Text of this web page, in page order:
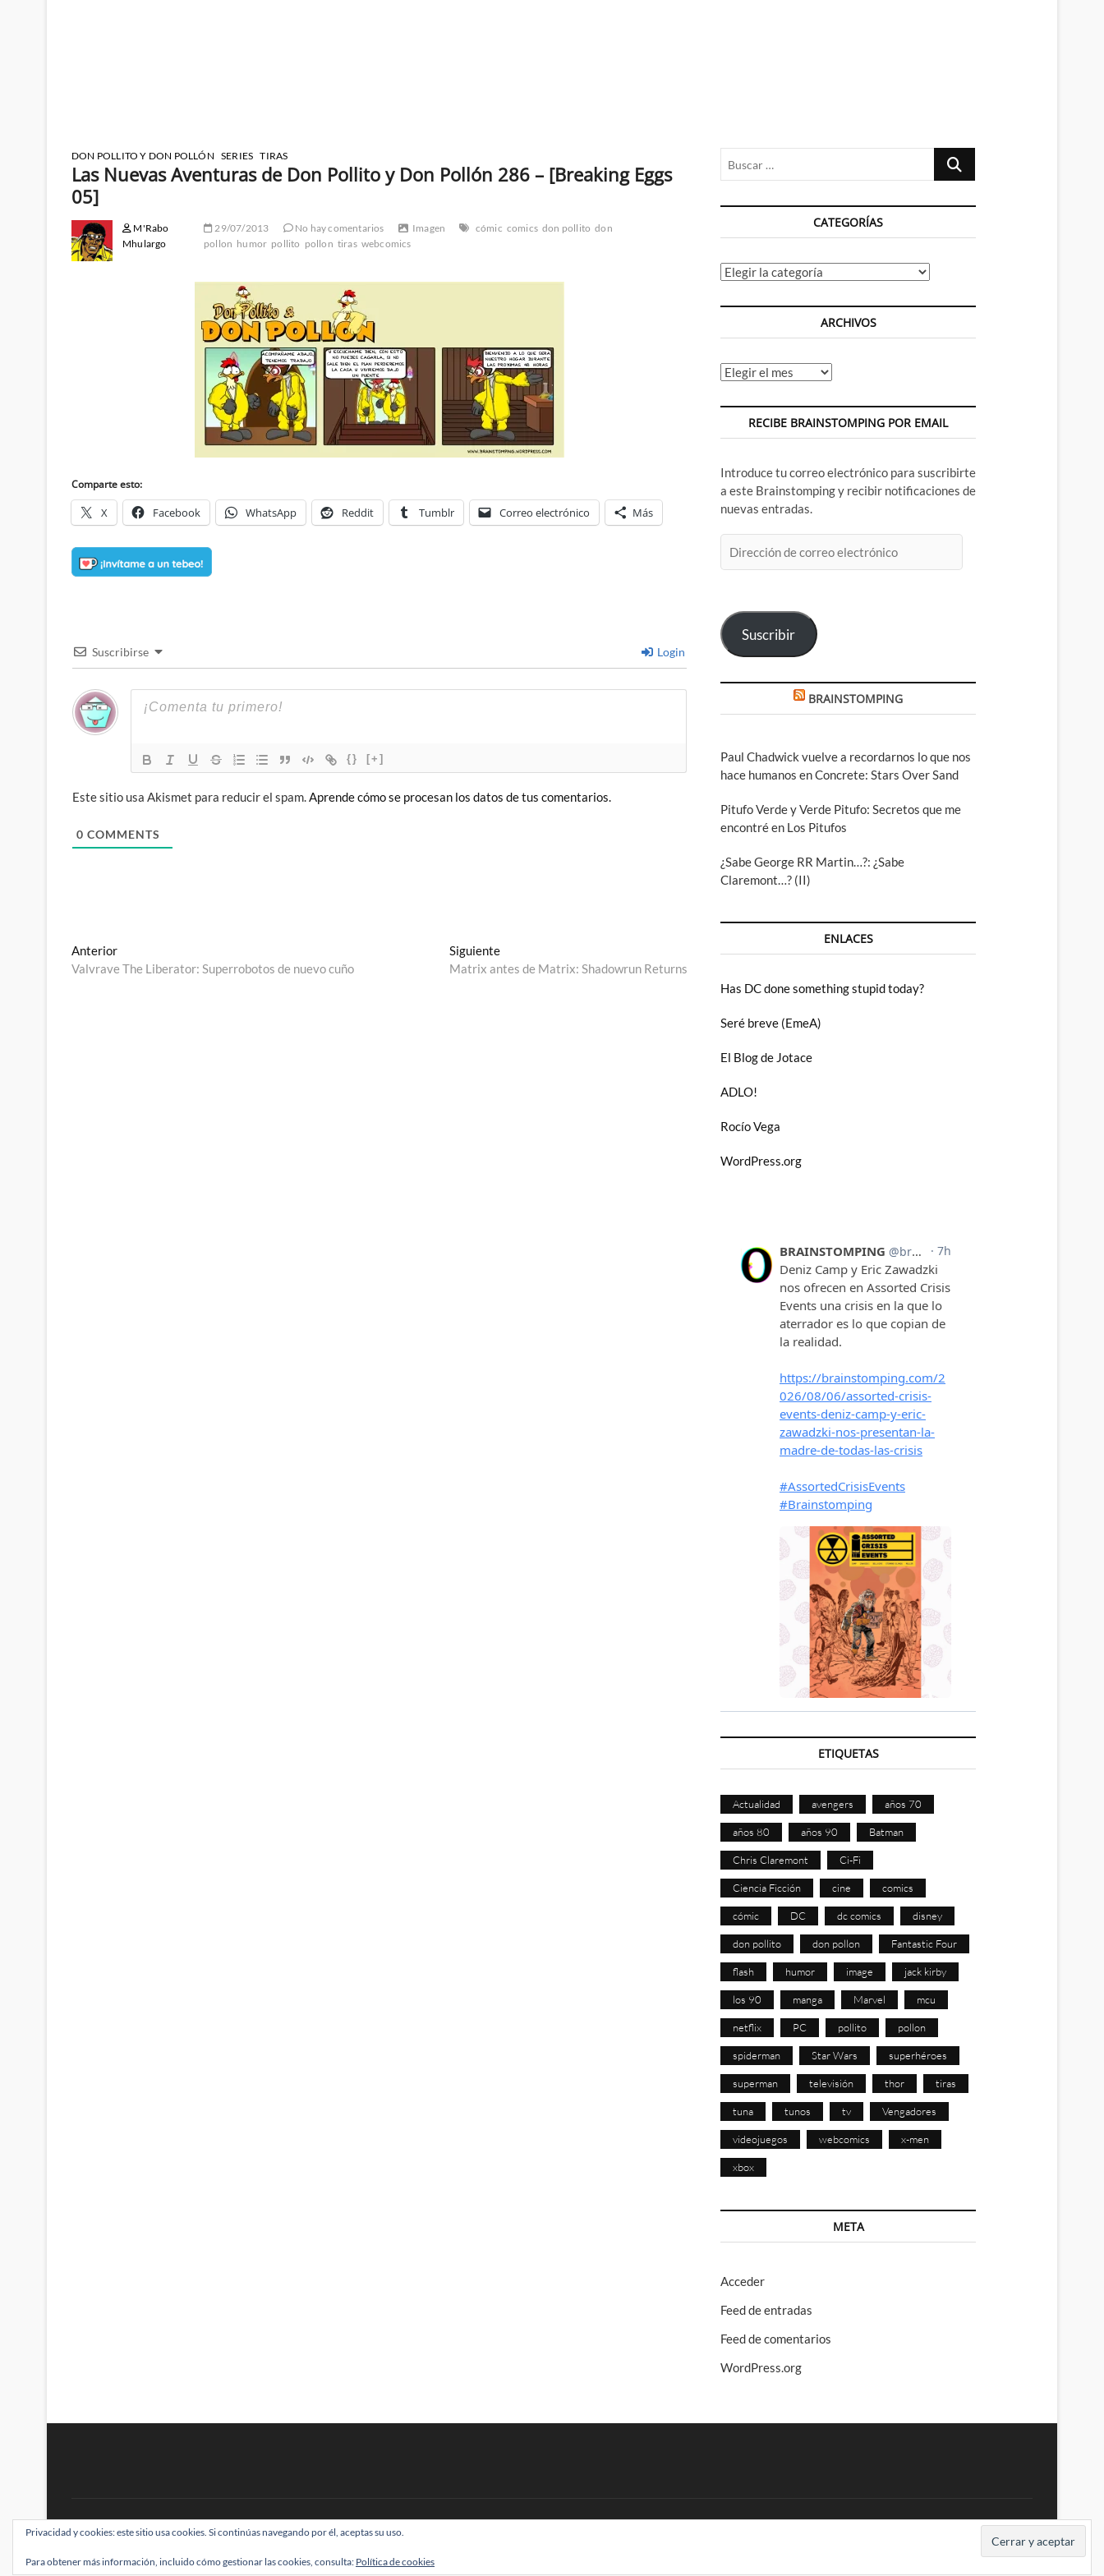
DON POLLITO Y DON POLLÓN SERIES TIRAS
Las Nuevas Aventuras de Don Pollito y Don Pollón 286 – [Breaking Eggs
05]
M'Rabo
Mhulargo
29/07/2013 No hay comentarios Imagen cómic comics don pollito don
pollon humor pollito pollon tiras webcomics
Comparte esto:
X Facebook WhatsApp Reddit Tumblr Correo electrónico Más
Suscribirse Login
{} [+]
Este sitio usa Akismet para reducir el spam.Aprende cómo se procesan los datos de tus comentarios.
0 COMMENTS
Navegación
de
AnteriorEntrada
anterior:
Valvrave The Liberator: Superrobotos de nuevo cuño
SiguienteEntrada
siguiente:
Matrix antes de Matrix: Shadowrun Returns
Buscar
CATEGORÍAS
Categorías
ARCHIVOS
Archivos
RECIBE BRAINSTOMPING POR EMAIL
Introduce tu correo electrónico para suscribirte
a este Brainstomping y recibir notificaciones de
nuevas entradas.
de
Suscribir
BRAINSTOMPING
Paul Chadwick vuelve a recordarnos lo que nos
hace humanos en Concrete: Stars Over Sand
Pitufo Verde y Verde Pitufo: Secretos que me
encontré en Los Pitufos
¿Sabe George RR Martin…?: ¿Sabe
Claremont…? (II)
ENLACES
Has DC done something stupid today?
Seré breve (EmeA)
El Blog de Jotace
ADLO!
Rocío Vega
WordPress.org
ETIQUETAS
Actualidad avengers años 70
años 80 años 90 Batman
Chris Claremont Ci-Fi
Ciencia Ficción cine comics
cómic DC dc comics disney
don pollito don pollon Fantastic Four
flash humor image jack kirby
los 90 manga Marvel mcu
netflix PC pollito pollon
spiderman Star Wars superhéroes
superman televisión thor tiras
tuna tunos tv Vengadores
videojuegos webcomics x-men
xbox
META
Acceder
Feed de entradas
Feed de comentarios
WordPress.org
BRAINSTOMPING| Diseñado por:Theme Freesia|WordPress| © Todos los derechos reservados
Privacidad y cookies: este sitio usa cookies. Si continúas navegando por él, aceptas su uso.
Para obtener más información, incluido cómo gestionar las cookies, consulta: Política de cookies